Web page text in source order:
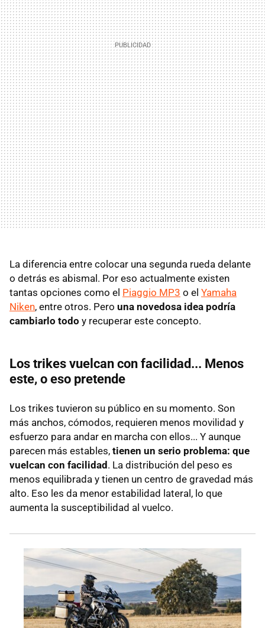
La diferencia entre colocar una segunda rueda delante
o detrás es abismal. Por eso actualmente existen
tantas opciones como el Piaggio MP3 o el Yamaha
Niken, entre otros. Pero una novedosa idea podría
cambiarlo todo y recuperar este concepto.
Los trikes vuelcan con facilidad... Menos
este, o eso pretende
Los trikes tuvieron su público en su momento. Son
más anchos, cómodos, requieren menos movilidad y
esfuerzo para andar en marcha con ellos... Y aunque
parecen más estables, tienen un serio problema: que
vuelcan con facilidad. La distribución del peso es
menos equilibrada y tienen un centro de gravedad más
alto. Eso les da menor estabilidad lateral, lo que
aumenta la susceptibilidad al vuelco.